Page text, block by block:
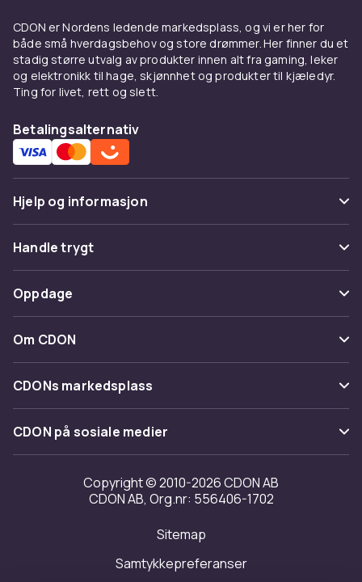
CDON er Nordens ledende markedsplass, og vi er her for
både små hverdagsbehov og store drømmer. Her finner du et
stadig større utvalg av produkter innen alt fra gaming, leker
og elektronikk til hage, skjønnhet og produkter til kjæledyr.
Ting for livet, rett og slett.
Betalingsalternativ
Hjelp og informasjon
Vanlige spørsmål
Spor pakke
Angre & returner her
Kontakt oss
Handle trygt
Betaling
Levering
Tilbakekallinger
Oppdage
Kategorier
Varemerker
Om CDON
Om oss
Kundeanmeldelser
Jobbe på CDON
Investor relations
Tilgjengelighet
CDONs markedsplass
Merchant Help Center
CDON på sosiale medier
Copyright © 2010-2026 CDON AB
CDON AB, Org.nr: 556406-1702
Sitemap
Samtykkepreferanser